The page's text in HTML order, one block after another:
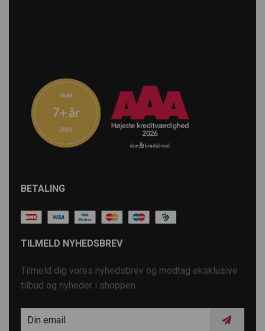
BETALING
TILMELD NYHEDSBREV
Tilmeld dig vores nyhedsbrev og modtag eksklusive
tilbud og nyheder i shoppen.